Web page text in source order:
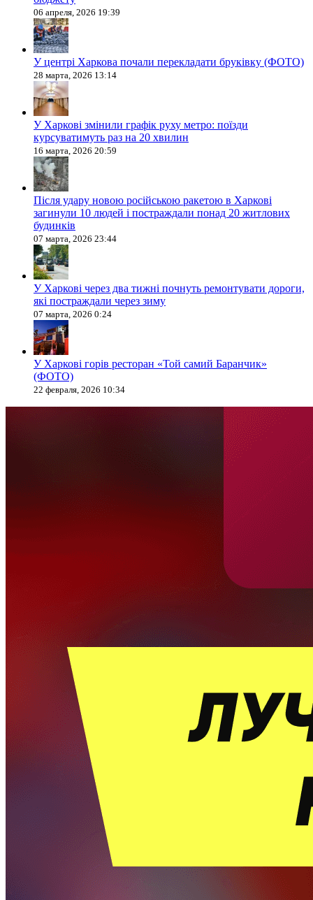
06 апреля, 2026 19:39
У центрі Харкова почали перекладати бруківку (ФОТО)
28 марта, 2026 13:14
У Харкові змінили графік руху метро: поїзди
курсуватимуть раз на 20 хвилин
16 марта, 2026 20:59
Після удару новою російською ракетою в Харкові
загинули 10 людей і постраждали понад 20 житлових
будинків
07 марта, 2026 23:44
У Харкові через два тижні почнуть ремонтувати дороги,
які постраждали через зиму
07 марта, 2026 0:24
У Харкові горів ресторан «Той самий Баранчик»
(ФОТО)
22 февраля, 2026 10:34